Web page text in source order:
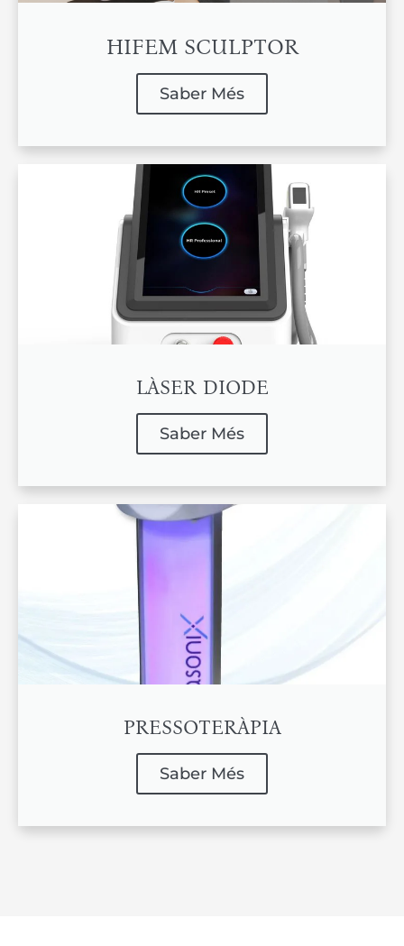
HIFEM SCULPTOR
Saber Més
LÀSER DIODE
Saber Més
PRESSOTERÀPIA
Saber Més